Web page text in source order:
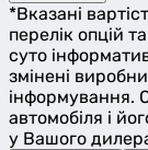
*Вказані
перелік опцій
суто
змінені
інформування.
автомобіля і
у Вашого